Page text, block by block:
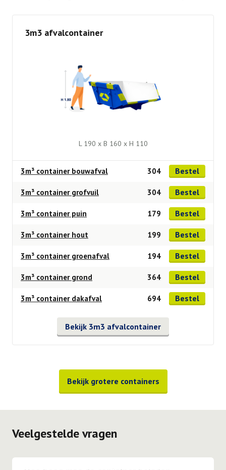
3m3 afvalcontainer
L 190 x B 160 x H 110
3m³ container bouwafval 304 Bestel
3m³ container grofvuil 304 Bestel
3m³ container puin 179 Bestel
3m³ container hout 199 Bestel
3m³ container groenafval 194 Bestel
3m³ container grond 364 Bestel
3m³ container dakafval 694 Bestel
Bekijk 3m3 afvalcontainer
Bekijk grotere containers
Veelgestelde vragen